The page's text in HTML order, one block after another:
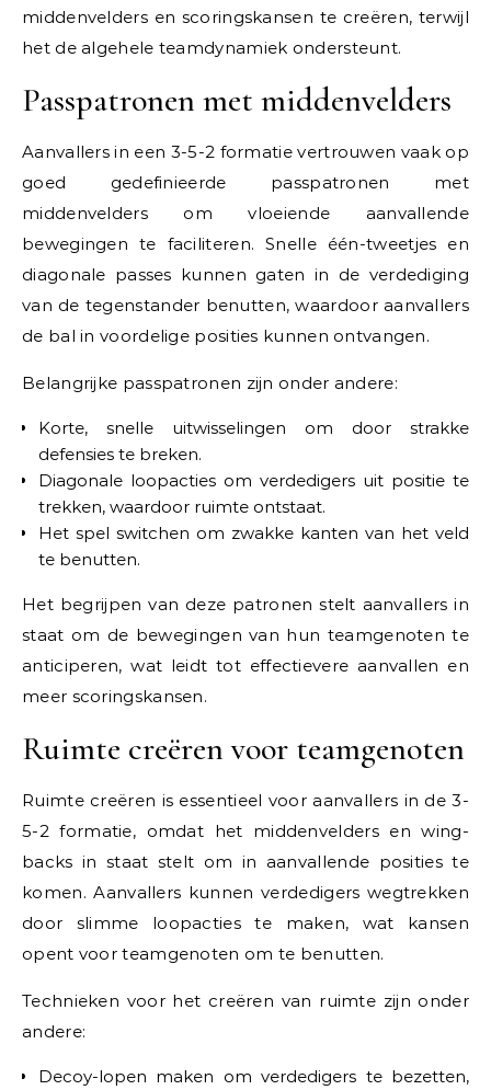
middenvelders en scoringskansen te creëren, terwijl
het de algehele teamdynamiek ondersteunt.
Passpatronen met middenvelders
Aanvallers in een 3-5-2 formatie vertrouwen vaak op
goed gedefinieerde passpatronen met
middenvelders om vloeiende aanvallende
bewegingen te faciliteren. Snelle één-tweetjes en
diagonale passes kunnen gaten in de verdediging
van de tegenstander benutten, waardoor aanvallers
de bal in voordelige posities kunnen ontvangen.
Belangrijke passpatronen zijn onder andere:
Korte, snelle uitwisselingen om door strakke
defensies te breken.
Diagonale loopacties om verdedigers uit positie te
trekken, waardoor ruimte ontstaat.
Het spel switchen om zwakke kanten van het veld
te benutten.
Het begrijpen van deze patronen stelt aanvallers in
staat om de bewegingen van hun teamgenoten te
anticiperen, wat leidt tot effectievere aanvallen en
meer scoringskansen.
Ruimte creëren voor teamgenoten
Ruimte creëren is essentieel voor aanvallers in de 3-
5-2 formatie, omdat het middenvelders en wing-
backs in staat stelt om in aanvallende posities te
komen. Aanvallers kunnen verdedigers wegtrekken
door slimme loopacties te maken, wat kansen
opent voor teamgenoten om te benutten.
Technieken voor het creëren van ruimte zijn onder
andere:
Decoy-lopen maken om verdedigers te bezetten,